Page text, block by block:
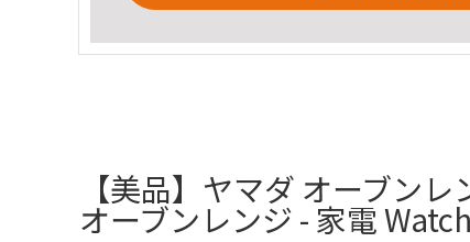
【美品】ヤマダ オーブン
オーブンレンジ - 家電